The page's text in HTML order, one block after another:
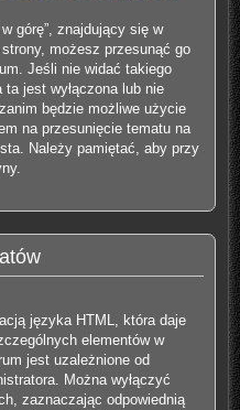
górę”, znajdujący się w
możesz przesunąć go
Jeśli nie widać takiego
jest wyłączona lub nie
będzie możliwe użycie
na przesunięcie tematu na
Należy pamiętać, aby przy
języka HTML, która daje
elementów w
jest uzależnione od
Można wyłączyć
zaznaczając odpowiednią